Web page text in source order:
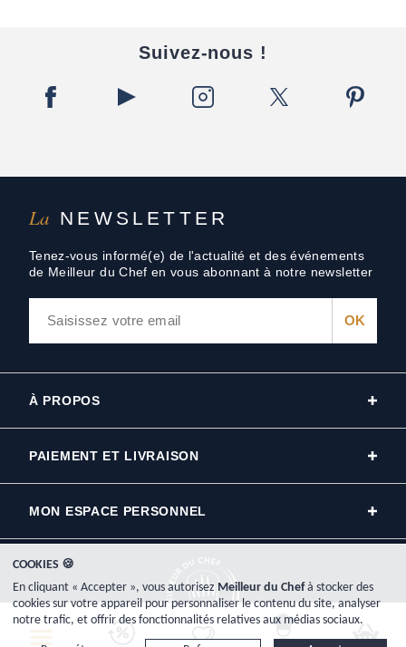
La NEWSLETTER
Tenez-vous informé(e) de l'actualité et des événements
de Meilleur du Chef en vous abonnant à notre newsletter
Suivez-nous !
À PROPOS
PAIEMENT ET LIVRAISON
MON ESPACE PERSONNEL
Copyright © 2000-2026, www.meilleurduchef.com - Tous droits réservés.
COOKIES 🍪
En cliquant « Accepter », vous autorisez Meilleur du Chefà stocker des
cookies sur votre appareil pour personnaliser le contenu du site, analyser
notre trafic, et offrir des fonctionnalités relatives aux médias sociaux.